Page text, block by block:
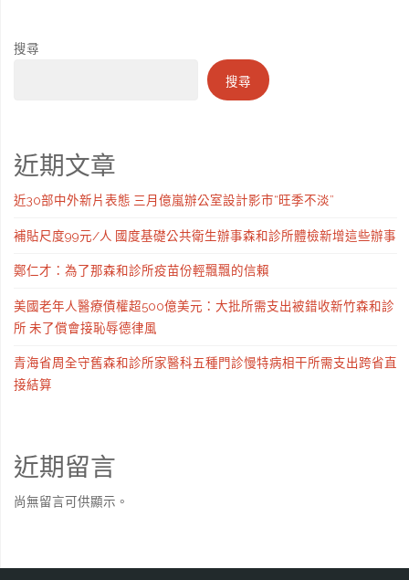
搜尋
搜尋
近期文章
近30部中外新片表態 三月億嵐辦公室設計影市“旺季不淡”
補貼尺度99元/人 國度基礎公共衛生辦事森和診所體檢新增這些辦事
鄭仁才：為了那森和診所疫苗份輕飄飄的信賴
美國老年人醫療債權超500億美元：大批所需支出被錯收新竹森和診
所 未了償會接恥辱德律風
青海省周全守舊森和診所家醫科五種門診慢特病相干所需支出跨省直
接結算
近期留言
尚無留言可供顯示。